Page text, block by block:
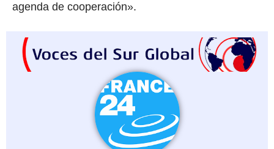
agenda de cooperación».